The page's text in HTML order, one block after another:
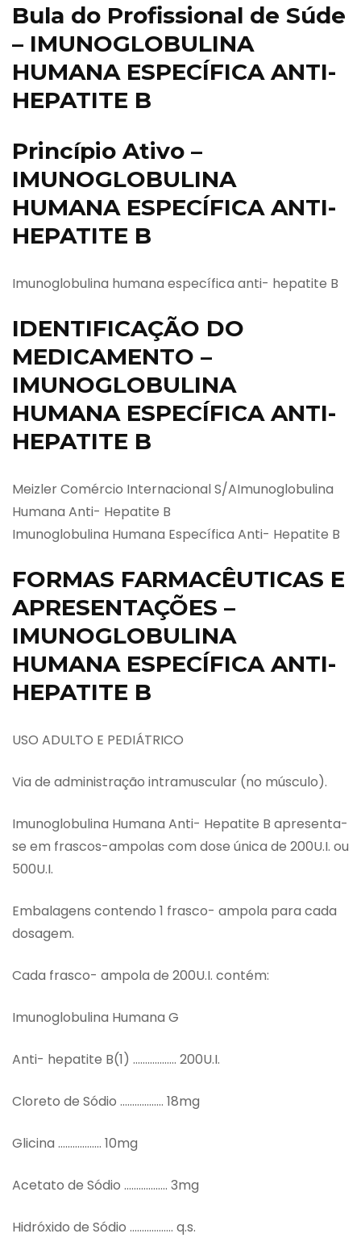
Bula do Profissional de Súde
– IMUNOGLOBULINA
HUMANA ESPECÍFICA ANTI-
HEPATITE B
Princípio Ativo –
IMUNOGLOBULINA
HUMANA ESPECÍFICA ANTI-
HEPATITE B
Imunoglobulina humana específica anti- hepatite B
IDENTIFICAÇÃO DO
MEDICAMENTO –
IMUNOGLOBULINA
HUMANA ESPECÍFICA ANTI-
HEPATITE B
Meizler Comércio Internacional S/AImunoglobulina
Humana Anti- Hepatite B
Imunoglobulina Humana Específica Anti- Hepatite B
FORMAS FARMACÊUTICAS E
APRESENTAÇÕES –
IMUNOGLOBULINA
HUMANA ESPECÍFICA ANTI-
HEPATITE B
USO ADULTO E PEDIÁTRICO
Via de administração intramuscular (no músculo).
Imunoglobulina Humana Anti- Hepatite B apresenta-
se em frascos-ampolas com dose única de 200U.I. ou
500U.I.
Embalagens contendo 1 frasco- ampola para cada
dosagem.
Cada frasco- ampola de 200U.I. contém:
Imunoglobulina Humana G
Anti- hepatite B(1) ……………… 200U.I.
Cloreto de Sódio ……………… 18mg
Glicina ……………… 10mg
Acetato de Sódio ……………… 3mg
Hidróxido de Sódio ……………… q.s.